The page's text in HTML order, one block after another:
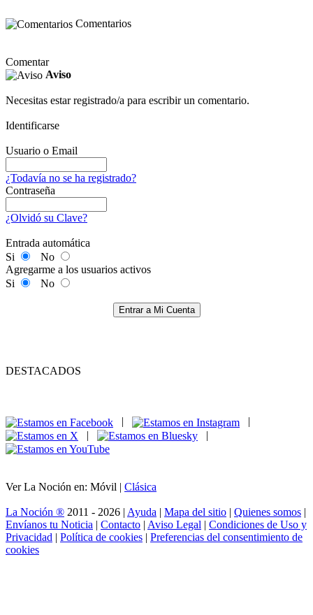
Comentarios
Comentar
Aviso
Necesitas estar registrado/a para escribir un comentario.
Identificarse
Usuario o Email
¿Todavía no se ha registrado?
Contraseña
¿Olvidó su Clave?
Entrada automática
Si
No
Agregarme a los usuarios activos
Si
No
Entrar a Mi Cuenta
DESTACADOS
|
|
Ver La Noción en: Móvil | Clásica
La Noción ® 2011 - 2026 | Ayuda | Mapa del sitio | Quienes somos |
Envíanos tu Noticia | Contacto | Aviso Legal | Condiciones de Uso y
Privacidad | Política de cookies | Preferencias del consentimiento de
cookies